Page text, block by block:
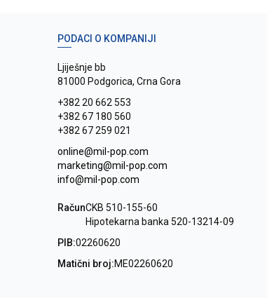
PODACI O KOMPANIJI
Ljiješnje bb
81000 Podgorica, Crna Gora
+382 20 662 553
+382 67 180 560
+382 67 259 021
online@mil-pop.com
marketing@mil-pop.com
info@mil-pop.com
RačunCKB 510-155-60
Hipotekarna banka 520-13214-09
PIB:02260620
Matični broj:ME02260620